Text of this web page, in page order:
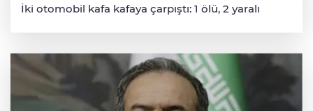
İki otomobil kafa kafaya çarpıştı: 1 ölü, 2 yaralı